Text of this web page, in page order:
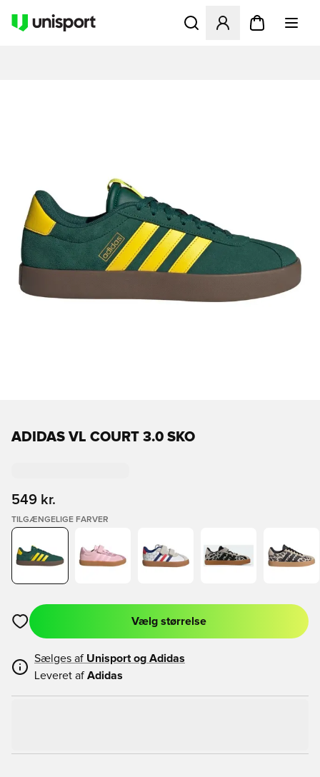
Åbner en Modal til at
ADIDAS VL COURT 3.0 SKO
549 kr.
TILGÆNGELIGE FARVER
Åbner en Modal til at logge ind eller tilmelde dig som medlem
Vælg størrelse
Sælges af Unisport og Adidas
Leveret af Adidas